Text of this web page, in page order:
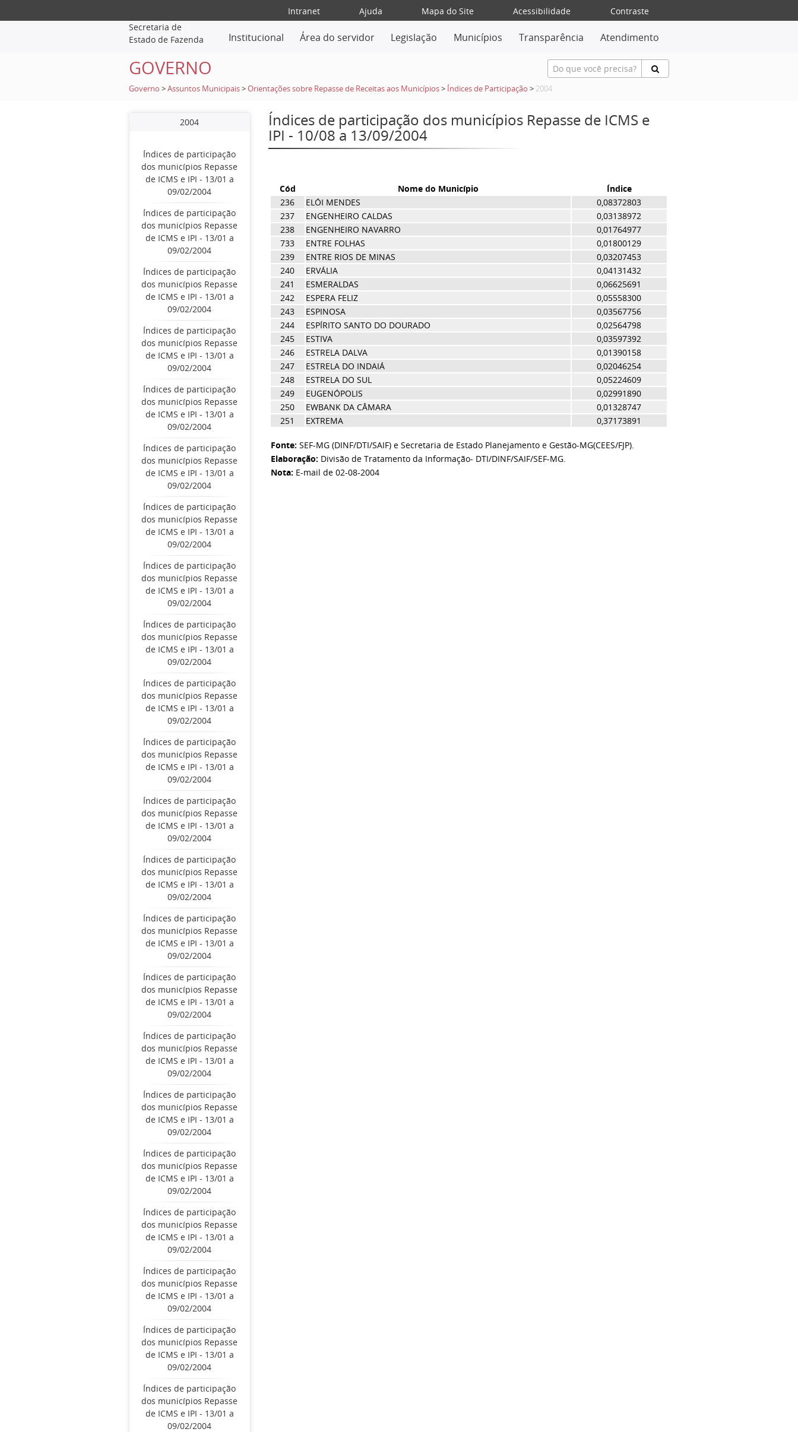
Intranet Ajuda Mapa do Site Acessibilidade
Contraste
Secretaria de
Estado de Fazenda
Institucional Área do servidor Legislação Municípios Transparência Atendimento
GOVERNO
Governo >Assuntos Municipais >Orientações sobre Repasse de Receitas aos Municípios > Índices de Participação > 2004
2004
Índices de participação
dos municípios Repasse
de ICMS e IPI - 13/01 a
09/02/2004
Índices de participação
dos municípios Repasse
de ICMS e IPI - 13/01 a
09/02/2004
Índices de participação
dos municípios Repasse
de ICMS e IPI - 13/01 a
09/02/2004
Índices de participação
dos municípios Repasse
de ICMS e IPI - 13/01 a
09/02/2004
Índices de participação
dos municípios Repasse
de ICMS e IPI - 13/01 a
09/02/2004
Índices de participação
dos municípios Repasse
de ICMS e IPI - 13/01 a
09/02/2004
Índices de participação
dos municípios Repasse
de ICMS e IPI - 13/01 a
09/02/2004
Índices de participação
dos municípios Repasse
de ICMS e IPI - 13/01 a
09/02/2004
Índices de participação
dos municípios Repasse
de ICMS e IPI - 13/01 a
09/02/2004
Índices de participação
dos municípios Repasse
de ICMS e IPI - 13/01 a
09/02/2004
Índices de participação
dos municípios Repasse
de ICMS e IPI - 13/01 a
09/02/2004
Índices de participação
dos municípios Repasse
de ICMS e IPI - 13/01 a
09/02/2004
Índices de participação
dos municípios Repasse
de ICMS e IPI - 13/01 a
09/02/2004
Índices de participação
dos municípios Repasse
de ICMS e IPI - 13/01 a
09/02/2004
Índices de participação
dos municípios Repasse
de ICMS e IPI - 13/01 a
09/02/2004
Índices de participação
dos municípios Repasse
de ICMS e IPI - 13/01 a
09/02/2004
Índices de participação
dos municípios Repasse
de ICMS e IPI - 13/01 a
09/02/2004
Índices de participação
dos municípios Repasse
de ICMS e IPI - 13/01 a
09/02/2004
Índices de participação
dos municípios Repasse
de ICMS e IPI - 13/01 a
09/02/2004
Índices de participação
dos municípios Repasse
de ICMS e IPI - 13/01 a
09/02/2004
Índices de participação
dos municípios Repasse
de ICMS e IPI - 13/01 a
09/02/2004
Índices de participação
dos municípios Repasse
de ICMS e IPI - 13/01 a
09/02/2004
Índices de participação dos municípios Repasse de ICMS e
IPI - 10/08 a 13/09/2004
Cód Nome do Município
Índice
236
ELÓI MENDES
0,08372803
237
ENGENHEIRO CALDAS
0,03138972
238
ENGENHEIRO NAVARRO
0,01764977
733
ENTRE FOLHAS
0,01800129
239
ENTRE RIOS DE MINAS
0,03207453
240
ERVÁLIA
0,04131432
241
ESMERALDAS
0,06625691
242
ESPERA FELIZ
0,05558300
243
ESPINOSA
0,03567756
244
ESPÍRITO SANTO DO DOURADO
0,02564798
245
ESTIVA
0,03597392
246
ESTRELA DALVA
0,01390158
247
ESTRELA DO INDAIÁ
0,02046254
248
ESTRELA DO SUL
0,05224609
249
EUGENÓPOLIS
0,02991890
250
EWBANK DA CÂMARA
0,01328747
251
EXTREMA 0,37173891
Fonte: SEF-MG (DINF/DTI/SAIF) e Secretaria de Estado Planejamento e Gestão-MG(CEES/FJP).
Elaboração: Divisão de Tratamento da Informação- DTI/DINF/SAIF/SEF-MG.
Nota: E-mail de 02-08-2004